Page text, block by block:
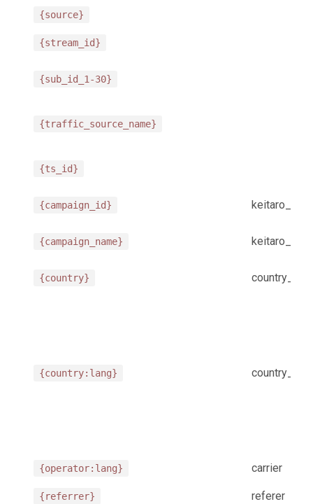
{source}
{stream_id}
{sub_id_1-30}
{traffic_source_name}
{ts_id}
{campaign_id}
{campaign_name}
{country}
{country:lang}
{operator:lang} carrier
{referrer} referer